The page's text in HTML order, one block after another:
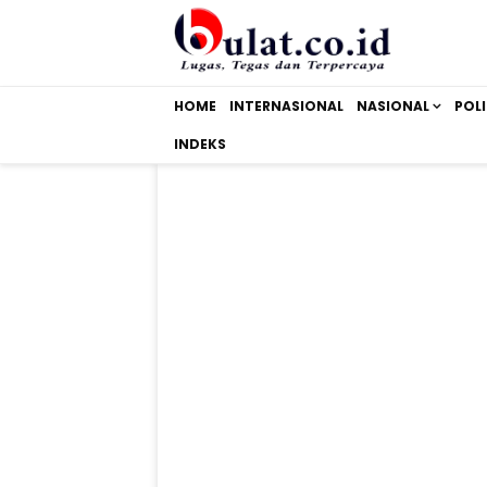
HOME INTERNASIONAL NASIONAL
INDEKS